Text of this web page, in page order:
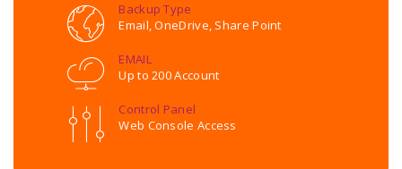
Backup Type
Email, OneDrive, Share Point
EMAIL
Up to 200 Account
Control Panel
Web Console Access